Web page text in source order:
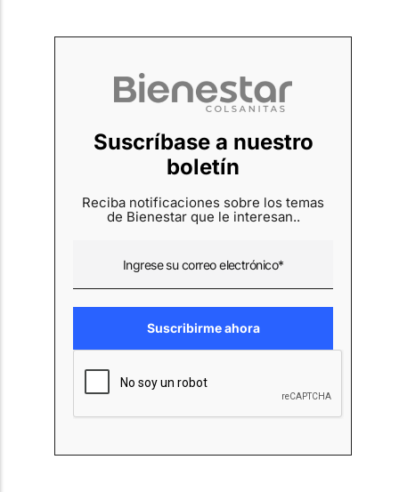
Suscríbase a nuestro
boletín
Reciba notificaciones sobre los temas
de Bienestar que le interesan..